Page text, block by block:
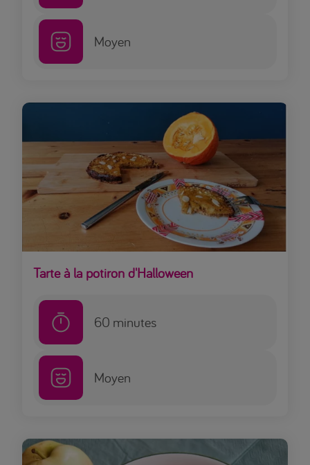
Moyen
Tarte à la potiron d'Halloween
60 minutes
Moyen